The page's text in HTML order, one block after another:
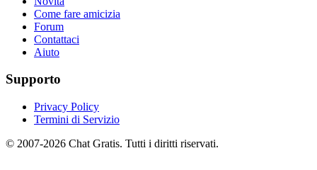
Come fare amicizia
Forum
Contattaci
Aiuto
Supporto
Privacy Policy
Termini di Servizio
© 2007-2026 Chat Gratis. Tutti i diritti riservati.